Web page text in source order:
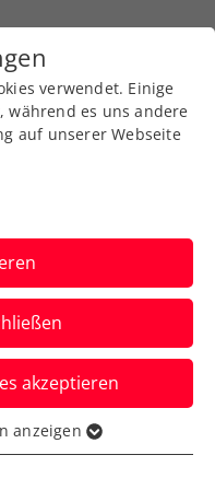
Ilkley:
verfehlt erneut
muss in
verwendet. Einige
während es uns andere
auf unserer Webseite
akzeptieren
anzeigen